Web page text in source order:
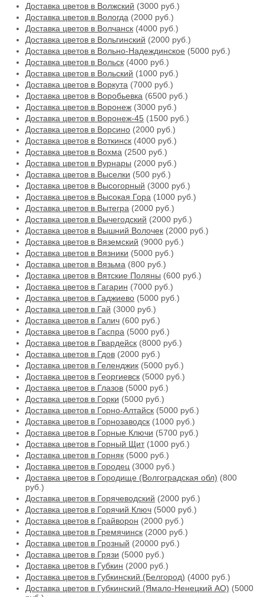
Доставка цветов в Волжский (3000 руб.)
Доставка цветов в Вологда (2000 руб.)
Доставка цветов в Волчанск (4000 руб.)
Доставка цветов в Вольгинский (2000 руб.)
Доставка цветов в Вольно-Надеждинское (5000 руб.)
Доставка цветов в Вольск (4000 руб.)
Доставка цветов в Вольский (1000 руб.)
Доставка цветов в Воркута (7000 руб.)
Доставка цветов в Воробьевка (6500 руб.)
Доставка цветов в Воронеж (3000 руб.)
Доставка цветов в Воронеж-45 (1500 руб.)
Доставка цветов в Ворсино (2000 руб.)
Доставка цветов в Воткинск (4000 руб.)
Доставка цветов в Вохма (2500 руб.)
Доставка цветов в Вурнары (2000 руб.)
Доставка цветов в Выселки (500 руб.)
Доставка цветов в Высогорный (3000 руб.)
Доставка цветов в Высокая Гора (1000 руб.)
Доставка цветов в Вытегра (2000 руб.)
Доставка цветов в Вычегодский (2000 руб.)
Доставка цветов в Вышний Волочек (2000 руб.)
Доставка цветов в Вяземский (9000 руб.)
Доставка цветов в Вязники (5000 руб.)
Доставка цветов в Вязьма (800 руб.)
Доставка цветов в Вятские Поляны (600 руб.)
Доставка цветов в Гагарин (7000 руб.)
Доставка цветов в Гаджиево (5000 руб.)
Доставка цветов в Гай (3000 руб.)
Доставка цветов в Галич (600 руб.)
Доставка цветов в Гаспра (5000 руб.)
Доставка цветов в Гвардейск (8000 руб.)
Доставка цветов в Гдов (2000 руб.)
Доставка цветов в Геленджик (5000 руб.)
Доставка цветов в Георгиевск (5000 руб.)
Доставка цветов в Глазов (5000 руб.)
Доставка цветов в Горки (5000 руб.)
Доставка цветов в Горно-Алтайск (5000 руб.)
Доставка цветов в Горнозаводск (1000 руб.)
Доставка цветов в Горные Ключи (5700 руб.)
Доставка цветов в Горный Щит(1000 руб.)
Доставка цветов в Горняк (5000 руб.)
Доставка цветов в Городец (3000 руб.)
Доставка цветов в Городище (Волгоградская обл) (800
руб.)
Доставка цветов в Горячеводский (2000 руб.)
Доставка цветов в Горячий Ключ (5000 руб.)
Доставка цветов в Грайворон (2000 руб.)
Доставка цветов в Гремячинск (2000 руб.)
Доставка цветов в Грозный (20000 руб.)
Доставка цветов в Грязи (5000 руб.)
Доставка цветов в Губкин (2000 руб.)
Доставка цветов в Губкинский (Белгород) (4000 руб.)
Доставка цветов в Губкинский (Ямало-Ненецкий АО) (5000